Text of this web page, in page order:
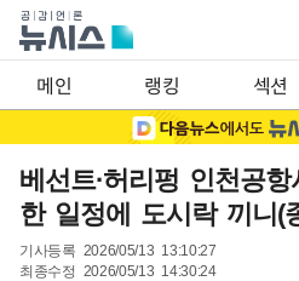
메인 랭킹 섹션
베선트·허리펑 인천공
한 일정에 도시락 끼니(
기사등록 2026/05/13 13:10:27
최종수정 2026/05/13 14:30:24